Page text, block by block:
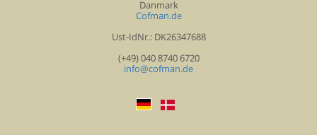
Danmark
Cofman.de
Ust-IdNr.: DK26347688
(+49) 040 8740 6720
info@cofman.de